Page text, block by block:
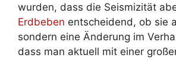
wurden, dass die Seismizität
Erdbeben entscheidend, ob sie
sondern eine Änderung im
dass man aktuell mit einer